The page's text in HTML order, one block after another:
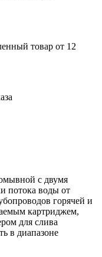
товар от 12
с двумя
потока воды от
горячей и
картриджем,
для слива
в диапазоне